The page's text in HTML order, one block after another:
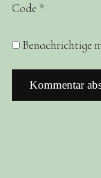
Code *
Benachrichtige